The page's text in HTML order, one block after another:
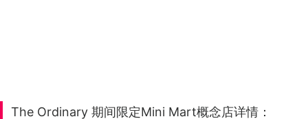
The Ordinary 期间限定Mini Mart概念店详情：